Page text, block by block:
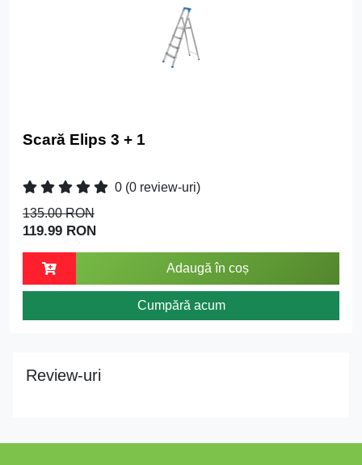
Scară Elips 3 + 1
0 (0 review-uri)
135.00 RON
119.99 RON
Adaugă în coș
Cumpără acum
Review-uri